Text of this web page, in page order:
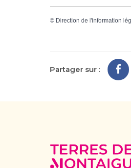
© Direction de l'information
Partager sur :